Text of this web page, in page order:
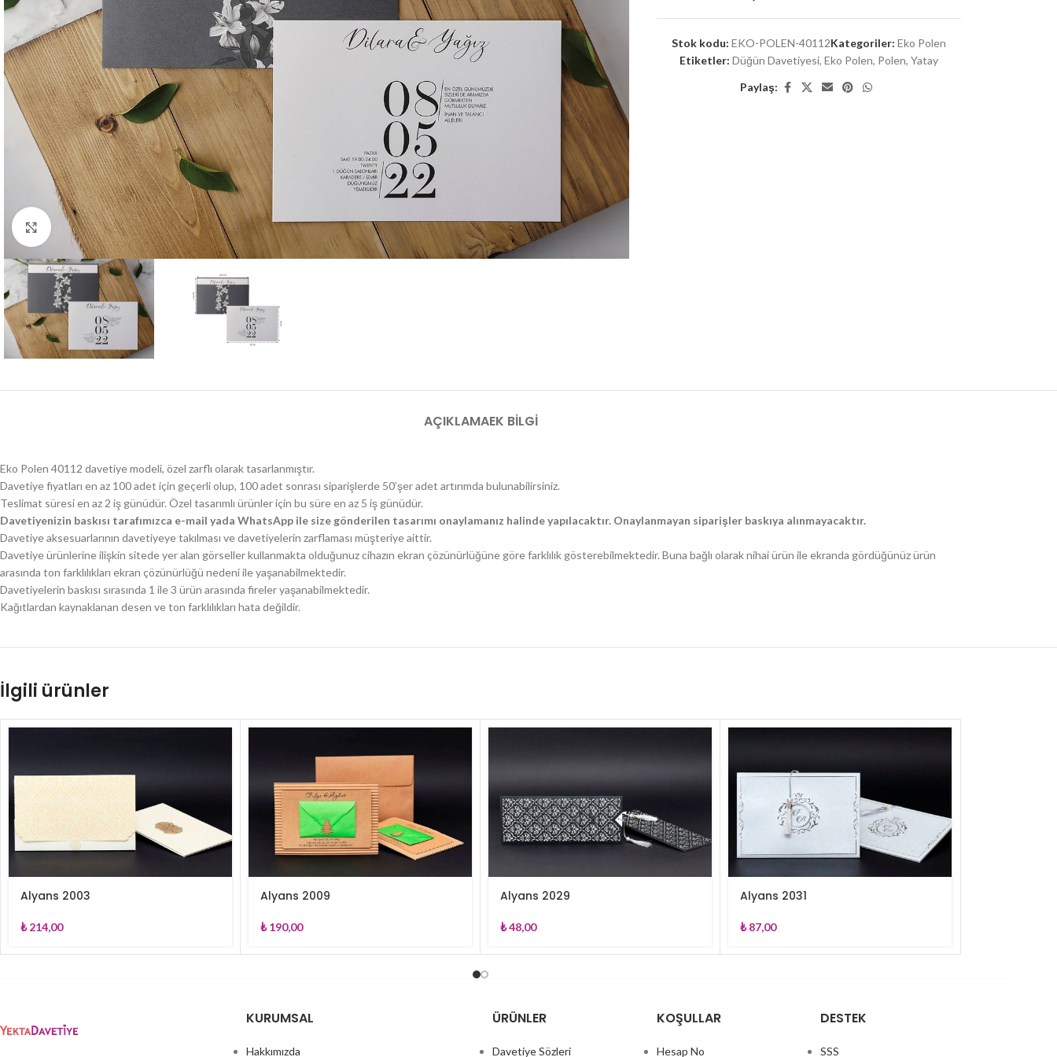
Büyütmek için tıklayın
Stok kodu: EKO-POLEN-40112Kategoriler: Eko Polen
Etiketler: Düğün Davetiyesi, Eko Polen, Polen, Yatay
Paylaş:
AÇIKLAMAEK BILGI
Eko Polen 40112 davetiye modeli, özel zarflı olarak tasarlanmıştır.
Davetiye fiyatları en az 100 adet için geçerli olup, 100 adet sonrası siparişlerde 50’şer adet artırımda bulunabilirsiniz.
Teslimat süresi en az 2 iş günüdür. Özel tasarımlı ürünler için bu süre en az 5 iş günüdür.
Davetiyenizin baskısı tarafımızca e-mail yada WhatsApp ile size gönderilen tasarımı onaylamanız halinde yapılacaktır. Onaylanmayan siparişler baskıya alınmayacaktır.
Davetiye aksesuarlarının davetiyeye takılması ve davetiyelerin zarflaması müşteriye aittir.
Davetiye ürünlerine ilişkin sitede yer alan görseller kullanmakta olduğunuz cihazın ekran çözünürlüğüne göre farklılık gösterebilmektedir. Buna bağlı olarak nihai ürün ile ekranda gördüğünüz ürün
arasında ton farklılıkları ekran çözünürlüğü nedeni ile yaşanabilmektedir.
Davetiyelerin baskısı sırasında 1 ile 3 ürün arasında fireler yaşanabilmektedir.
Kağıtlardan kaynaklanan desen ve ton farklılıkları hata değildir.
İlgili ürünler
Alyans 2003
₺214,00
Alyans 2009
₺190,00
Alyans 2029
₺48,00
Alyans 2031
₺87,00
KURUMSAL
Hakkımızda
ÜRÜNLER
Davetiye Sözleri
KOŞULLAR
Hesap No
DESTEK
SSS